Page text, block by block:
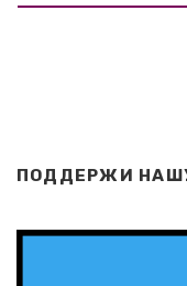
ПОДДЕРЖИ